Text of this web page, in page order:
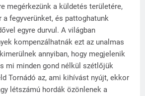
megérkezünk a küldetés területére,
fegyverünket, és pattoghatunk
egyre durvul. A világban
kompenzálhatnák ezt az unalmas
annyiban, hogy megjelenik
mi minden gond nélkül szétlőjük
Tornádó az, ami kihívást nyújt, ekkor
létszámú hordák özönlenek a